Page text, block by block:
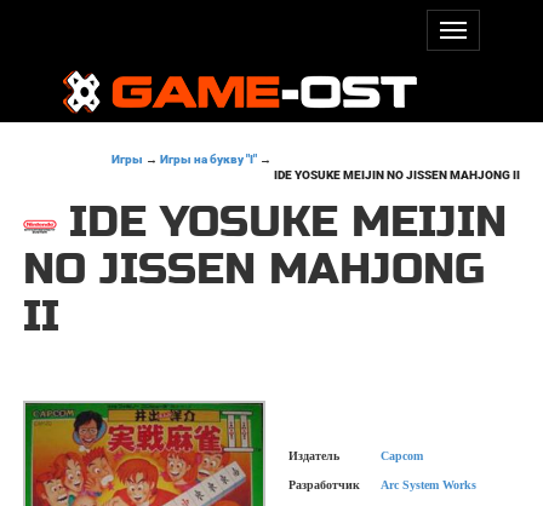
Игры → Игры на букву "I"→
IDE YOSUKE MEIJIN NO JISSEN MAHJONG II
IDE YOSUKE MEIJIN
NO JISSEN MAHJONG
II
Издатель Capcom
Разработчик Arc System Works